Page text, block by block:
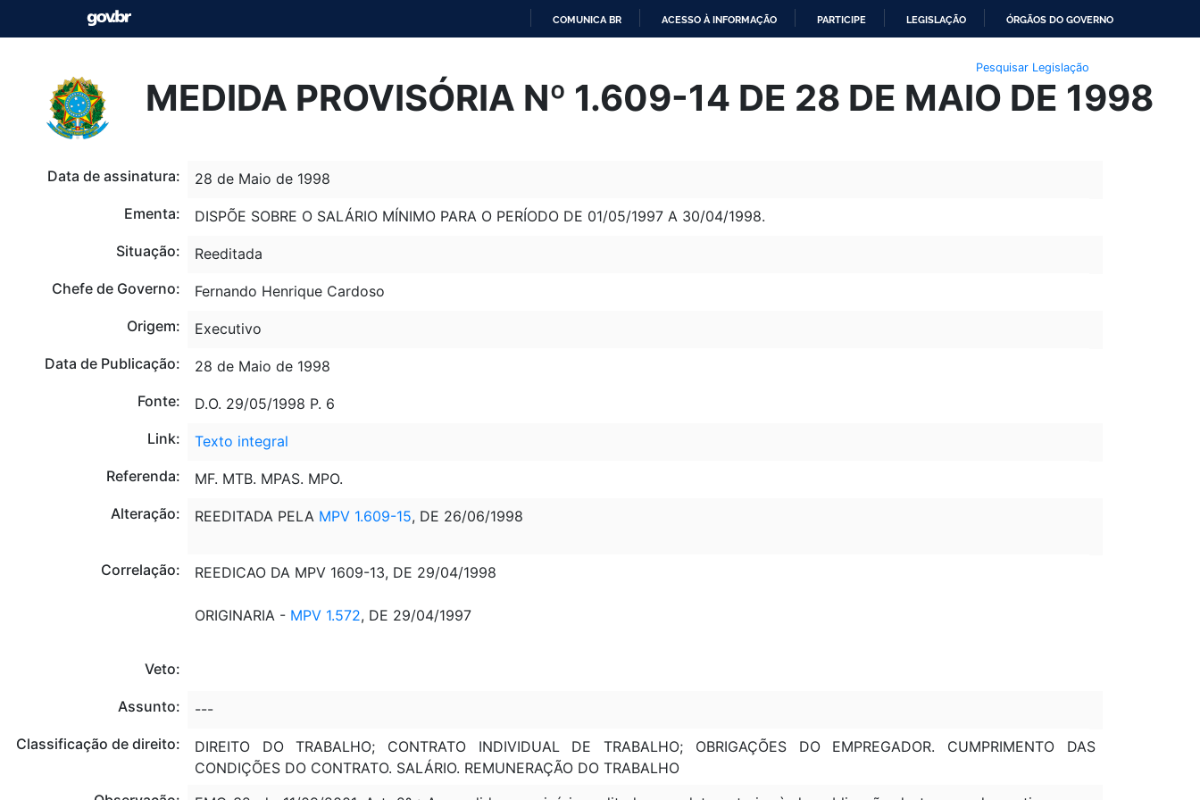
O
CONTEÚDO
COMUNICA BR ACESSO À INFORMAÇÃO PARTICIPE LEGISLAÇÃO ÓRGÃOS DO GOVERNO
Pesquisar Legislação
MEDIDA PROVISÓRIA Nº 1.609-14 DE 28 DE MAIO DE 1998
Data de assinatura:
28 de Maio de 1998
Ementa:
DISPÕE SOBRE O SALÁRIO MÍNIMO PARA O PERÍODO DE 01/05/1997 A 30/04/1998.
Situação:
Reeditada
Chefe de Governo:
Fernando Henrique Cardoso
Origem:
Executivo
Data de Publicação:
28 de Maio de 1998
Fonte:
D.O. 29/05/1998 P. 6
Link:
Texto integral
Referenda:
MF. MTB. MPAS. MPO.
Alteração:
REEDITADA PELA MPV 1.609-15, DE 26/06/1998
Correlação: REEDICAO DA MPV 1609-13, DE 29/04/1998
ORIGINARIA - MPV 1.572, DE 29/04/1997
Veto:
Assunto:
---
Classificação de direito:
DIREITO DO TRABALHO; CONTRATO INDIVIDUAL DE TRABALHO; OBRIGAÇÕES DO EMPREGADOR. CUMPRIMENTO DAS
CONDIÇÕES DO CONTRATO. SALÁRIO. REMUNERAÇÃO DO TRABALHO